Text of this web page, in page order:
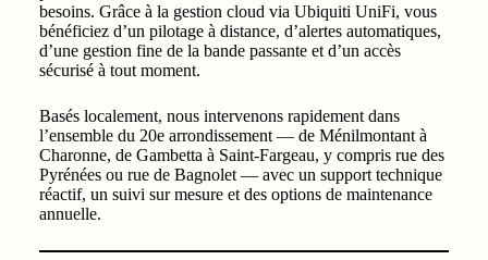
besoins. Grâce à la gestion cloud via Ubiquiti UniFi, vous
bénéficiez d’un pilotage à distance, d’alertes automatiques,
d’une gestion fine de la bande passante et d’un accès
sécurisé à tout moment.
Basés localement, nous intervenons rapidement dans
l’ensemble du 20e arrondissement — de Ménilmontant à
Charonne, de Gambetta à Saint-Fargeau, y compris rue des
Pyrénées ou rue de Bagnolet — avec un support technique
réactif, un suivi sur mesure et des options de maintenance
annuelle.